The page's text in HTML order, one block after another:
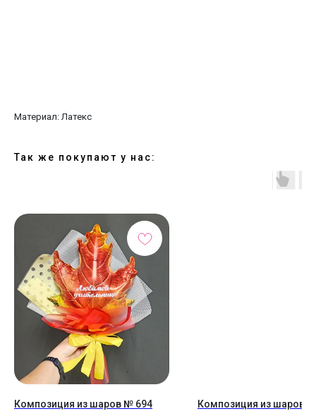
Материал: Латекс
Так же покупают у нас:
Композиция из шаров № 694 Композиция из шаров